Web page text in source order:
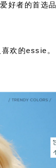
好者的首选品
欢的essie。